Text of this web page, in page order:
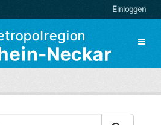
Einloggen